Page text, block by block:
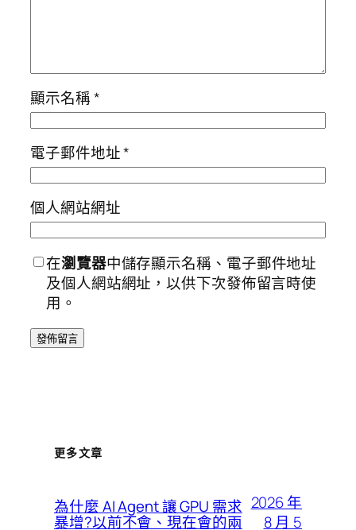
顯示名稱*
電子郵件地址*
個人網站網址
在瀏覽器中儲存顯示名稱、電子郵件地址
及個人網站網址，以供下次發佈留言時使
用。
更多文章
為什麼 AI Agent 讓 GPU 需求
暴增?以前不會、現在會的兩
2026 年
8 月 5